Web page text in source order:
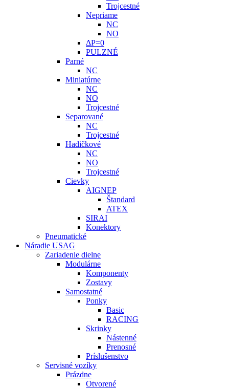
Trojcestné
Nepriame
NC
NO
ΔP=0
PULZNÉ
Parné
NC
Miniatúrne
NC
NO
Trojcestné
Separované
NC
Trojcestné
Hadičkové
NC
NO
Trojcestné
Cievky
AIGNEP
Štandard
ATEX
SIRAI
Konektory
Pneumatické
Náradie USAG
Zariadenie dielne
Modulárne
Komponenty
Zostavy
Samostatné
Ponky
Basic
RACING
Skrinky
Nástenné
Prenosné
Príslušenstvo
Servisné vozíky
Prázdne
Otvorené